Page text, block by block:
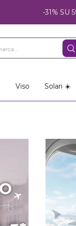
-31% SU
Viso Solari ☀️